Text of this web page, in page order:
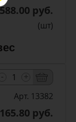
588.00 руб.
(шт)
Арт. 13382
165.80 руб.